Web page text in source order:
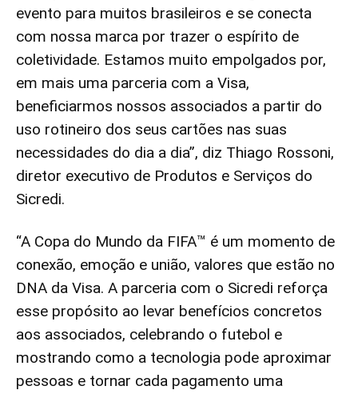
evento para muitos brasileiros e se conecta
com nossa marca por trazer o espírito de
coletividade. Estamos muito empolgados por,
em mais uma parceria com a Visa,
beneficiarmos nossos associados a partir do
uso rotineiro dos seus cartões nas suas
necessidades do dia a dia”, diz Thiago Rossoni,
diretor executivo de Produtos e Serviços do
Sicredi.
“A Copa do Mundo da FIFA™ é um momento de
conexão, emoção e união, valores que estão no
DNA da Visa. A parceria com o Sicredi reforça
esse propósito ao levar benefícios concretos
aos associados, celebrando o futebol e
mostrando como a tecnologia pode aproximar
pessoas e tornar cada pagamento uma